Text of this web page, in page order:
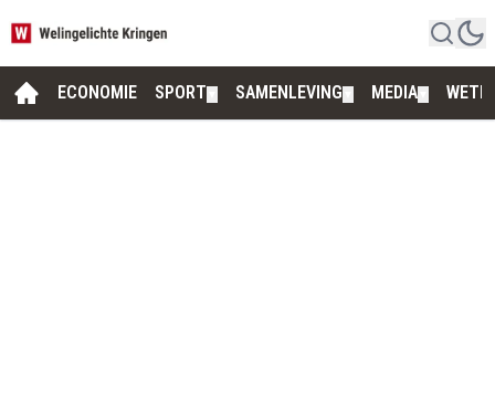
ECONOMIE SPORT SAMENLEVING MEDIA